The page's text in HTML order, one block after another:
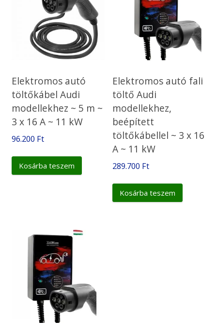
Elektromos autó
töltőkábel Audi
modellekhez ~ 5 m ~
3 x 16 A ~ 11 kW
96.200 Ft
Kosárba teszem
Elektromos autó fali
töltő Audi
modellekhez,
beépített
töltőkábellel ~ 3 x 16
A ~ 11 kW
289.700 Ft
Kosárba teszem